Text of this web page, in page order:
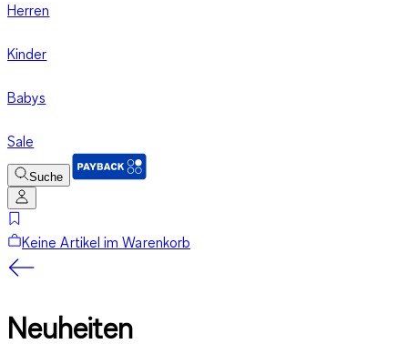
Herren
Kinder
Babys
Sale
Suche
Keine Artikel im Warenkorb
Neuheiten